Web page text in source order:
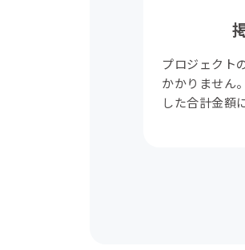
プロジェクト
かかりません
した合計金額